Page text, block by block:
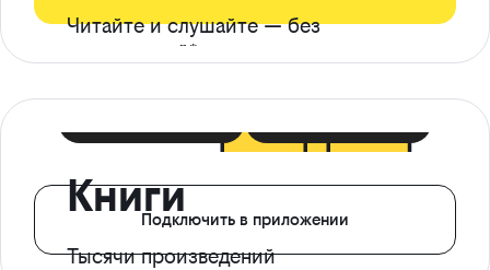
Читайте и слушайте — без
ограничений*
Книги
Тысячи произведений
Подключить в приложении